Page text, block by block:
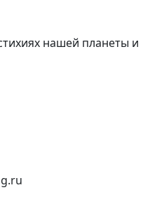
нашей планеты и